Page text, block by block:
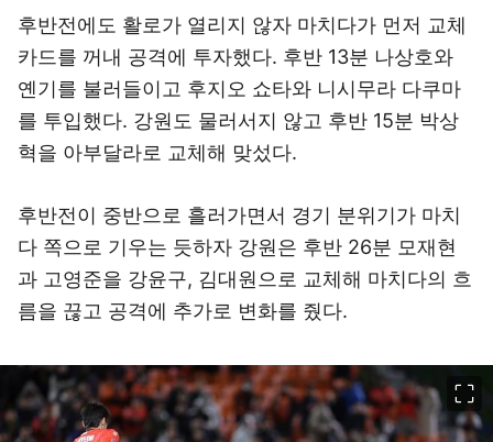
후반전에도 활로가 열리지 않자 마치다가 먼저 교체
카드를 꺼내 공격에 투자했다. 후반 13분 나상호와
옌기를 불러들이고 후지오 쇼타와 니시무라 다쿠마
를 투입했다. 강원도 물러서지 않고 후반 15분 박상
혁을 아부달라로 교체해 맞섰다.
후반전이 중반으로 흘러가면서 경기 분위기가 마치
다 쪽으로 기우는 듯하자 강원은 후반 26분 모재현
과 고영준을 강윤구, 김대원으로 교체해 마치다의 흐
름을 끊고 공격에 추가로 변화를 줬다.